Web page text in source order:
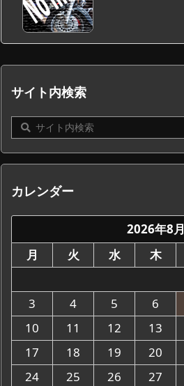
サイト内検索
カレンダー
2026年8月
月
火 水 木
3
4 5 6
10
11 12 13
17
18 19 20
24
25 26 27